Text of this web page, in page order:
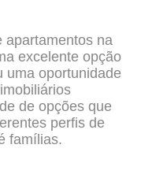
apartamentos na
excelente opção
uma oportunidade
de opções que
perfis de
famílias.